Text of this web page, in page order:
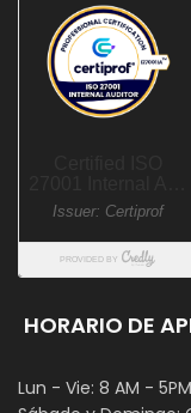
HORARIO DE
Lun - Vie: 8 AM - 5PM